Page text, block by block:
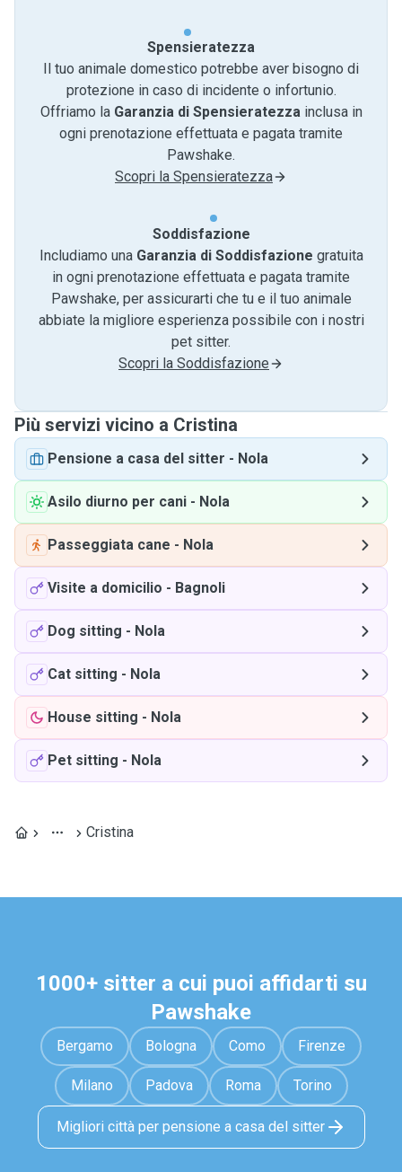
Spensieratezza
Il tuo animale domestico potrebbe aver bisogno di
protezione in caso di incidente o infortunio.
Offriamo la Garanzia di Spensieratezzainclusa in
ogni prenotazione effettuata e pagata tramite
Pawshake.
Scopri la Spensieratezza
Soddisfazione
Includiamo una Garanzia di Soddisfazione gratuita
in ogni prenotazione effettuata e pagata tramite
Pawshake, per assicurarti che tu e il tuo animale
abbiate la migliore esperienza possibile con i nostri
pet sitter.
Scopri la Soddisfazione
Più servizi vicino a Cristina
Pensione a casa del sitter - Nola
Asilo diurno per cani - Nola
Passeggiata cane - Nola
Visite a domicilio - Bagnoli
Dog sitting - Nola
Cat sitting - Nola
House sitting - Nola
Pet sitting - Nola
Cristina
1000+ sitter a cui puoi affidarti su
Pawshake
Bergamo Bologna Como Firenze
Milano Padova Roma Torino
Migliori città per pensione a casa del sitter